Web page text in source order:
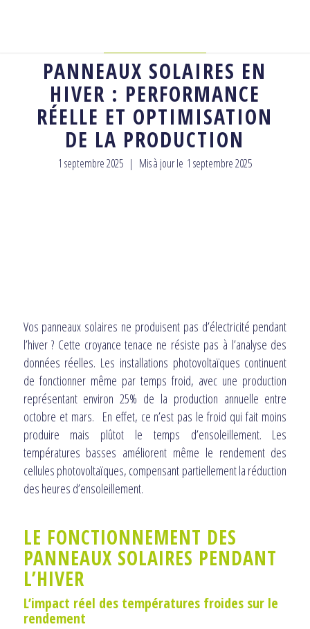
PANNEAUX SOLAIRES EN
HIVER : PERFORMANCE
RÉELLE ET OPTIMISATION
DE LA PRODUCTION
1 septembre 2025 | Mis à jour le 1 septembre 2025
Vos panneaux solaires ne produisent pas d’électricité pendant
l’hiver ? Cette croyance tenace ne résiste pas à l’analyse des
données réelles. Les installations photovoltaïques continuent
de fonctionner même par temps froid, avec une production
représentant environ 25% de la production annuelle entre
octobre et mars. En effet, ce n’est pas le froid qui fait moins
produire mais plûtot le temps d’ensoleillement. Les
températures basses améliorent même le rendement des
cellules photovoltaïques, compensant partiellement la réduction
des heures d’ensoleillement.
LE FONCTIONNEMENT DES
PANNEAUX SOLAIRES PENDANT
L’HIVER
L’impact réel des températures froides sur le
rendement